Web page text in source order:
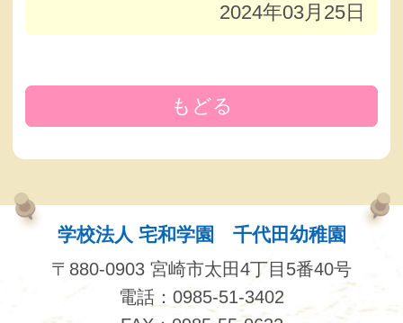
2024年03月25日
もどる
学校法人 宅和学園 千代田幼稚園
〒880-0903 宮崎市太田4丁目5番40号
電話：0985-51-3402